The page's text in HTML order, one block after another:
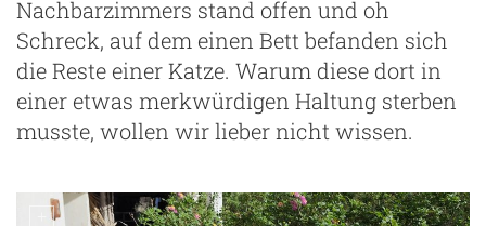
Nachbarzimmers stand offen und oh
Schreck, auf dem einen Bett befanden sich
die Reste einer Katze. Warum diese dort in
einer etwas merkwürdigen Haltung sterben
musste, wollen wir lieber nicht wissen.